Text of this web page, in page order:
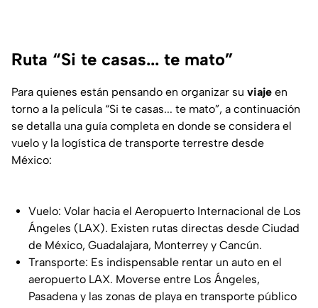
Ruta “Si te casas... te mato”
Para quienes están pensando en organizar su viaje en
torno a la película “Si te casas... te mato”, a continuación
se detalla una guía completa en donde se considera el
vuelo y la logística de transporte terrestre desde
México:
Vuelo: Volar hacia el Aeropuerto Internacional de Los
Ángeles (LAX). Existen rutas directas desde Ciudad
de México, Guadalajara, Monterrey y Cancún.
Transporte: Es indispensable rentar un auto en el
aeropuerto LAX. Moverse entre Los Ángeles,
Pasadena y las zonas de playa en transporte público